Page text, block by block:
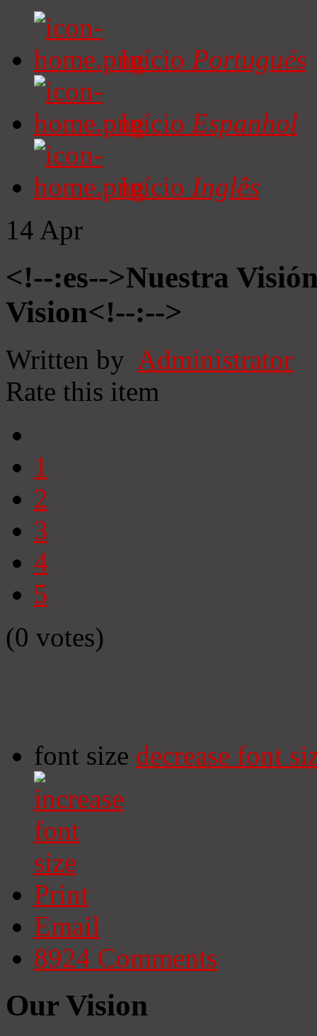
Início Portugués
Início Espanhol
Início Inglês
14 Apr
<!--:es-->Nuestra
Vision<!--:-->
Written by Administrator
Rate this item
1
2
3
4
5
(0 votes)
font size decrease font
Print
Email
8924 Comments
Our Vision